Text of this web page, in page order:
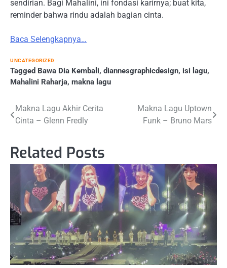
sendirian. Bagi Mahalini, ini fondasi karirnya; buat kita,
reminder bahwa rindu adalah bagian cinta.
Baca Selengkapnya…
UNCATEGORIZED
Tagged Bawa Dia Kembali, diannesgraphicdesign, isi lagu,
Mahalini Raharja, makna lagu
Post
Makna Lagu Akhir Cerita
Cinta – Glenn Fredly
Makna Lagu Uptown
Funk – Bruno Mars
Related Posts